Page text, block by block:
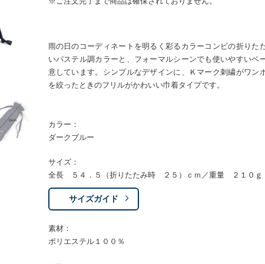
雨の日のコーディネートを明るく彩るカラーコンビの折りた
いパステル調カラーと、フォーマルシーンでも使いやすいベ
意しています。シンプルなデザインに、Ｋマーク刺繍がワン
を絞ったときのフリルがかわいい巾着タイプです。
カラー：
ダークブルー
サイズ：
全長 ５４．５（折りたたみ時 ２５）ｃｍ／重量 ２１０ｇ
サイズガイド
素材：
ポリエステル１００％